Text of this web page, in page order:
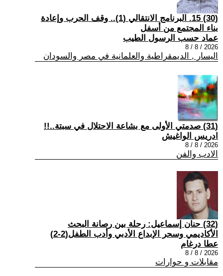
(30) 15. البرنامج الانتقالي (1).. وقف الحرب وإعادة
بناء المجتمع من أسفل
عماد حسب الرسول الطيب
2026 / 8 / 8
اليسار , الديمقراطية والعلمانية في مصر والسودان
(31) صدمتي الأولى مع بشاعة الاحتلال في سبتة..!!
ادريس الواغيش
2026 / 8 / 8
الادب والفن
(32) حنان إسماعيل: رحلة بين رصانة البحث
الأكاديمي وسحر الإبداع الأدبي وأدب الطفل(2-2)
عطا درغام
2026 / 8 / 8
مقابلات و حوارات